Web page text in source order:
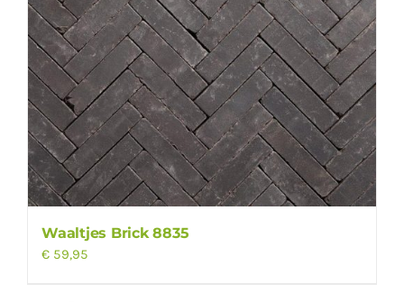
Waaltjes Brick 8835
€ 59,95